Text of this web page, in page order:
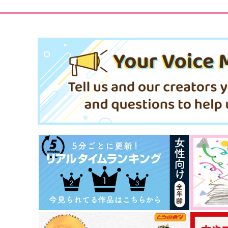
国都英一郎
サンプル 作品詳細
2,200円（税込）
Cherryblossom color and w
ords of love
ヤベーほどうんと輝く未来
昼寝したい。
(CD)THE IDOLM@STER SHI
NY COLORS HOPEFUL FE
@THERS -Luna-
3,960 （税込）
サンプル 作品詳細
(CD)THE IDOLM@STER
@THERS -Stella-
3,960円 （税込）
サンプル 作品詳細